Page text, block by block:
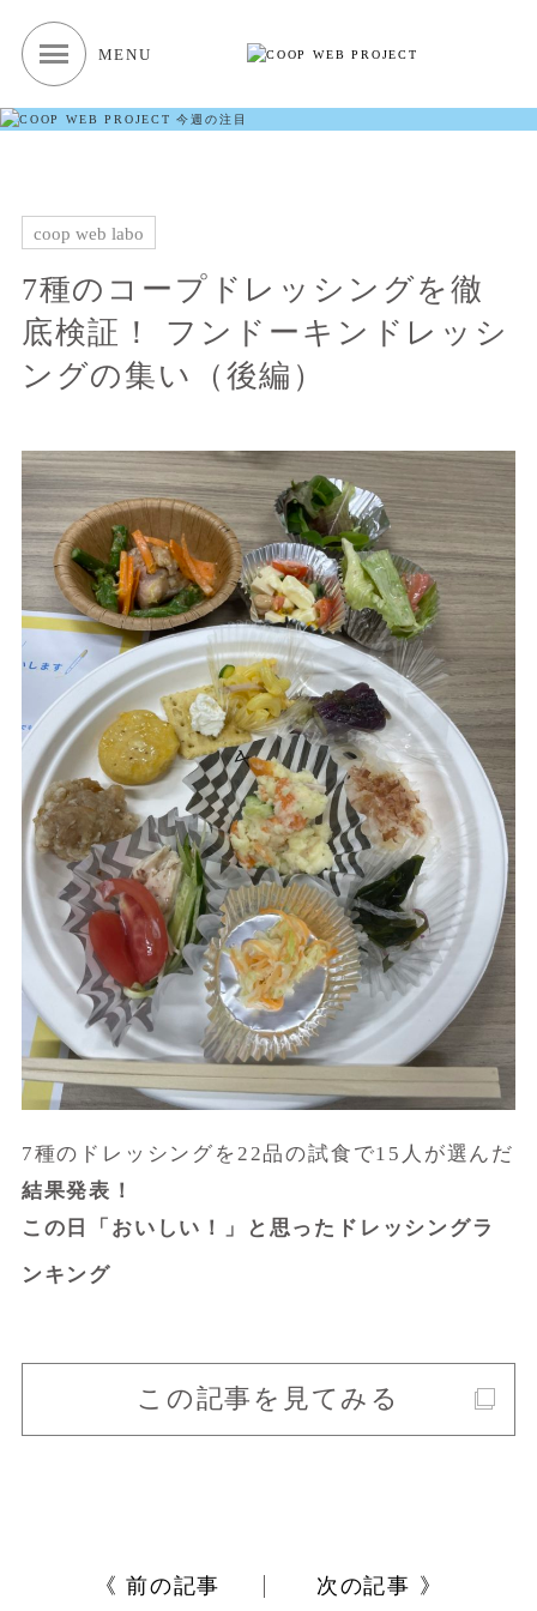
MENU
coop web labo
7種のコープドレッシングを徹
底検証！ フンドーキンドレッシ
ングの集い（後編）
7種のドレッシングを22品の試食で15人が選んだ
結果発表！
この日「おいしい！」と思ったドレッシングラ
ンキング
この記事を見てみる
《 前の記事 次の記事 》